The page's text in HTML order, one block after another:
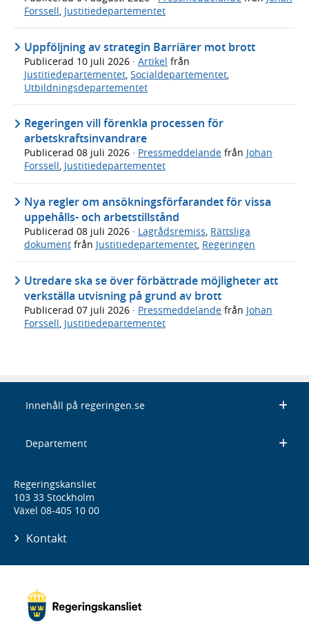
Forssell, Justitiedepartementet
Uppföljning av strategin Barriärer mot brott
Publicerad 10 juli 2026 · Artikel från
Justitiedepartementet Socialdepartementet
Utbildningsdepartementet
Regeringen vill förenkla processen för
arbetskraftsinvandrare
Publicerad 08 juli 2026 · Pressmeddelande från Johan
Forssell, Justitiedepartementet
Nya regler om ansökningsförfarandet för vissa
uppehålls- och arbetstillstånd
Publicerad 08 juli 2026 · Lagrådsremiss, Rättsliga
dokument från Justitiedepartementet, Regeringen
Utredare ska se över förbättrade möjligheter att
verkställa utvisning på grund av brott
Publicerad 07 juli 2026 · Pressmeddelande från Johan
Forssell Justitiedepartementet
Innehåll på regeringen.se
Departement
Regeringskansliet
103 33 Stockholm
Växel 08-405 10 00
Kontakt